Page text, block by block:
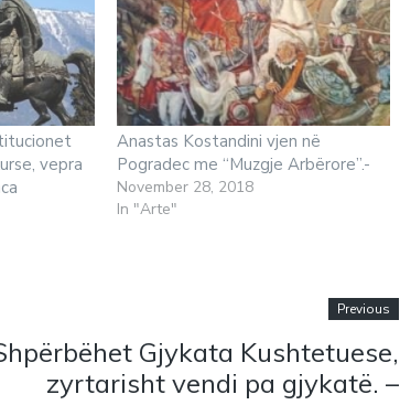
vepra
Anastas Kostandini vjen në
Pogradec me “Muzgje Arbërore”.-
November 28, 2018
In "Arte"
Previous
Gjykata Kushtetuese,
zyrtarisht vendi pa gjykatë. –